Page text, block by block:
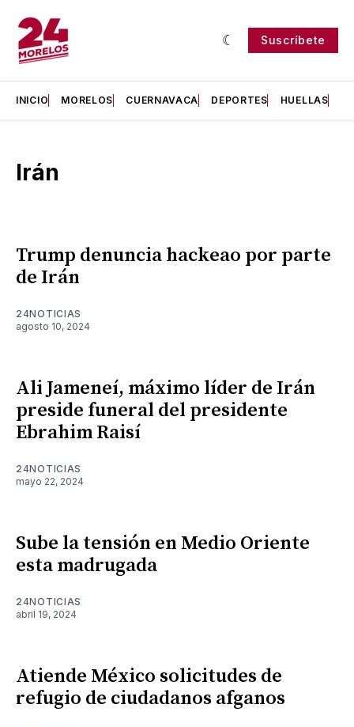
Suscríbete
INICIO MORELOS CUERNAVACA DEPORTES HUELLAS
Irán
Trump denuncia hackeao por parte
de Irán
24NOTICIAS
agosto 10, 2024
Ali Jameneí, máximo líder de Irán
preside funeral del presidente
Ebrahim Raisí
24NOTICIAS
mayo 22, 2024
Sube la tensión en Medio Oriente
esta madrugada
24NOTICIAS
abril 19, 2024
Atiende México solicitudes de
refugio de ciudadanos afganos